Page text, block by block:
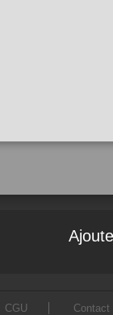
CGU Contact